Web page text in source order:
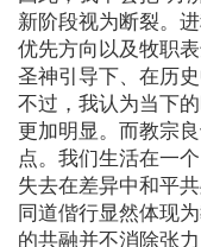
新阶段视为断裂。
优先方向以及牧职
圣神引导下、在历史
不过，我认为当下
更加明显。而教宗
点。我们生活在一
失去在差异中和平
同道偕行显然体现
的共融并不消除张